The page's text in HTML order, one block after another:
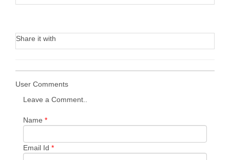
Share it with
User Comments
Leave a Comment..
Name *
Email Id *